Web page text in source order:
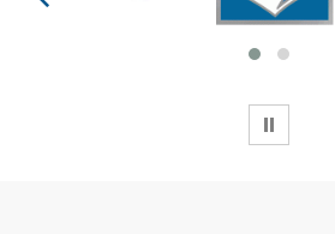
WSTRZYMAJ